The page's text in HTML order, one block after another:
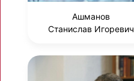
Ашманов
Станислав Игоревич